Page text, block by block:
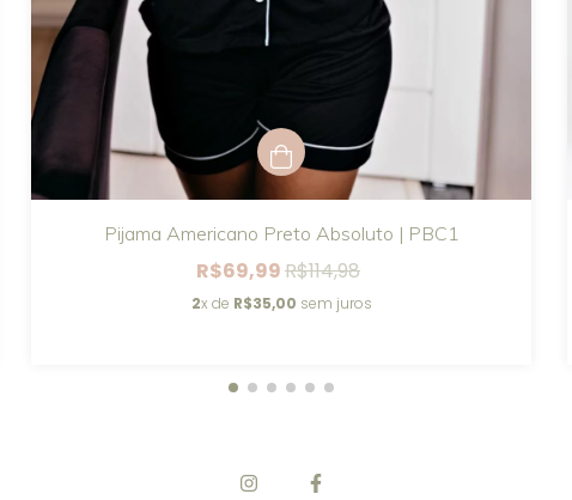
Pijama Americano Preto Absoluto | PBC1
R$69,99R$114,98
2x de R$35,00 sem juros